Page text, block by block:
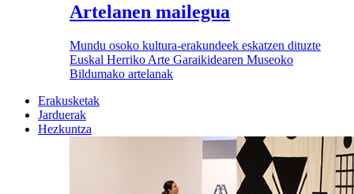
Artelanen mailegua
Mundu osoko kultura-erakundeek eskatzen dituzte
Euskal Herriko Arte Garaikidearen Museoko
Bildumako artelanak
Erakusketak
Jarduerak
Hezkuntza